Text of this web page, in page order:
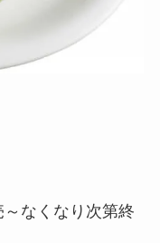
なくなり次第終